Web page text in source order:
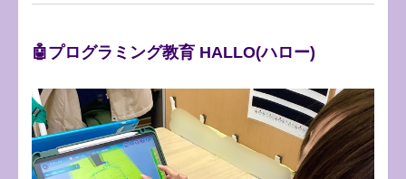
🤖プログラミング教育 HALLO(ハロー)